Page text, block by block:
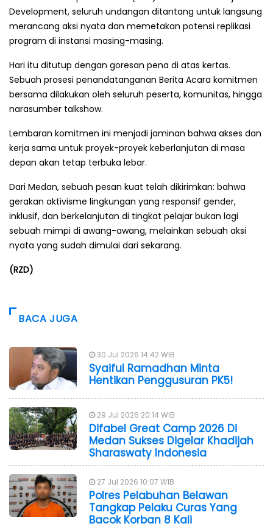
Development, seluruh undangan ditantang untuk langsung
merancang aksi nyata dan memetakan potensi replikasi
program di instansi masing-masing.
Hari itu ditutup dengan goresan pena di atas kertas.
Sebuah prosesi penandatanganan Berita Acara komitmen
bersama dilakukan oleh seluruh peserta, komunitas, hingga
narasumber talkshow.
Lembaran komitmen ini menjadi jaminan bahwa akses dan
kerja sama untuk proyek-proyek keberlanjutan di masa
depan akan tetap terbuka lebar.
Dari Medan, sebuah pesan kuat telah dikirimkan: bahwa
gerakan aktivisme lingkungan yang responsif gender,
inklusif, dan berkelanjutan di tingkat pelajar bukan lagi
sebuah mimpi di awang-awang, melainkan sebuah aksi
nyata yang sudah dimulai dari sekarang.
(RZD)
BACA JUGA
30 Jul 2026 14:42 WIB
Syaiful Ramadhan Minta
Hentikan Penggusuran PK5!
29 Jul 2026 20:14 WIB
Difabel Great Camp 2026 Di
Medan Sukses Digelar Khadijah
Sharaswaty Indonesia
27 Jul 2026 10:07 WIB
Polres Pelabuhan Belawan
Tangkap Pelaku Curas Yang
Bacok Korban 8 Kali